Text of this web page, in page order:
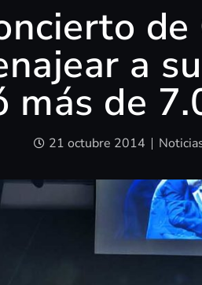
de
a
más de
21 octubre 2014